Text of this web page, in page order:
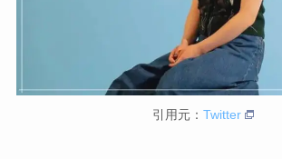
引用元： Twitter